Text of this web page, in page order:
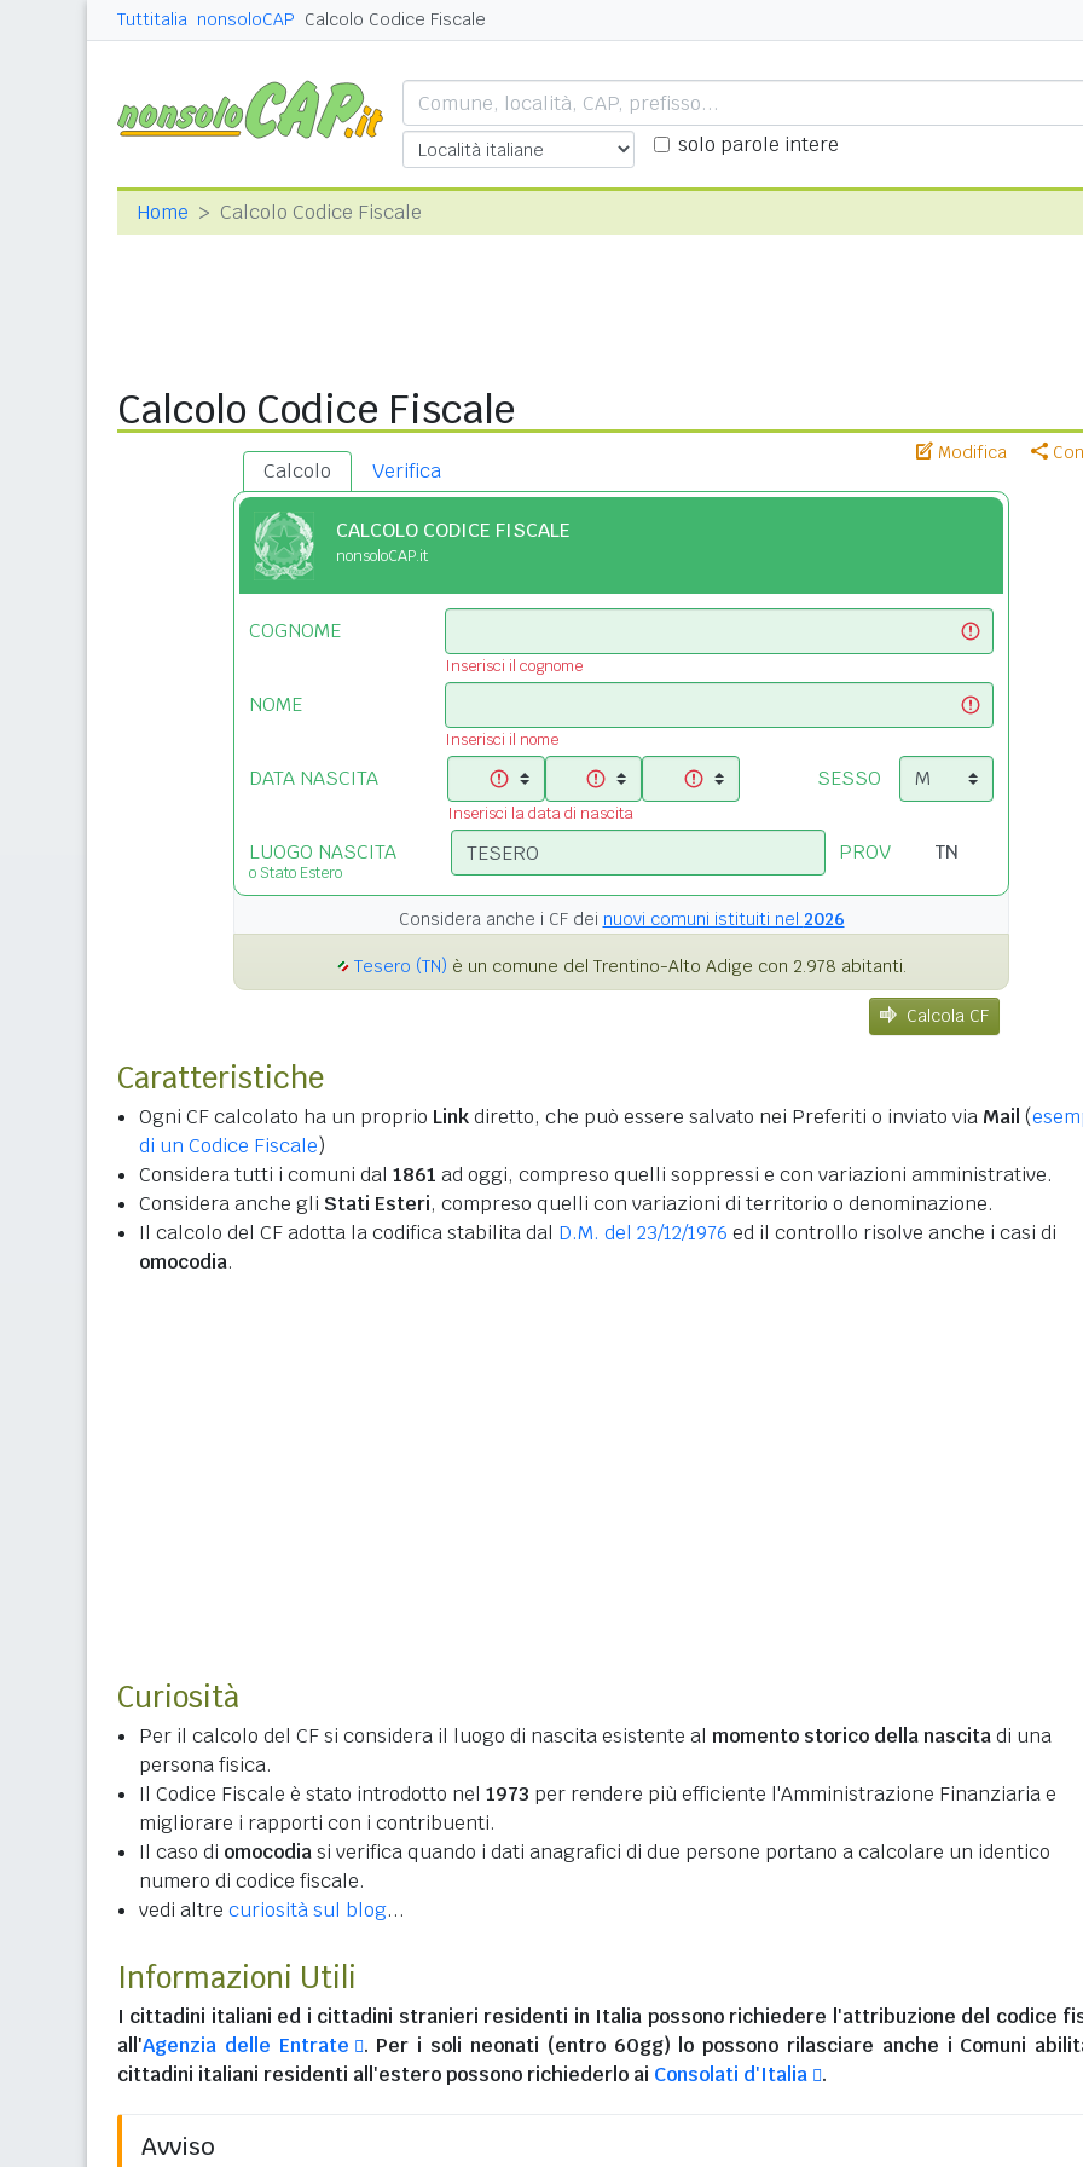
Tuttitalia nonsoloCAP Calcolo Codice Fiscale
solo parole intere
Home Calcolo Codice Fiscale
Calcolo Codice Fiscale
Modifica
Calcolo Verifica
CALCOLO CODICE FISCALE
nonsoloCAP.it
COGNOME
Inserisci il cognome
NOME
Inserisci il nome
DATA NASCITA
Inserisci la data di nascita
SESSO
LUOGO NASCITA
o Stato Estero
PROV
Considera anche i CF dei nuovi comuni istituiti nel 2026
Tesero (TN) è un comune del Trentino-Alto Adige con 2.978 abitanti.
Calcola CF
Caratteristiche
Ogni CF calcolato ha un proprio Linkdiretto, che può essere salvato nei Preferiti o inviato via Mail (
di un Codice Fiscale)
Considera tutti i comuni dal 1861 ad oggi, compreso quelli soppressi e con variazioni amministrative.
Considera anche gli Stati Esteri, compreso quelli con variazioni di territorio o denominazione.
Il calcolo del CF adotta la codifica stabilita dal D.M. del 23/12/1976 ed il controllo risolve anche i casi di
omocodia.
Curiosità
Per il calcolo del CF si considera il luogo di nascita esistente al momento storico della nascitadi una
persona fisica.
Il Codice Fiscale è stato introdotto nel 1973 per rendere più efficiente l'Amministrazione Finanziaria e
migliorare i rapporti con i contribuenti.
Il caso di omocodiasi verifica quando i dati anagrafici di due persone portano a calcolare un identico
numero di codice fiscale.
vedi altre curiosità sul blog...
Informazioni Utili
I cittadini italiani ed i cittadini stranieri residenti in Italia possono richiedere l'attribuzione del codice
all'Agenzia delle Entrate
. Per i soli neonati (entro 60gg) lo possono rilasciare anche i Comuni
cittadini italiani residenti all'esteropossono richiederlo ai Consolati d'Italia .
Avviso